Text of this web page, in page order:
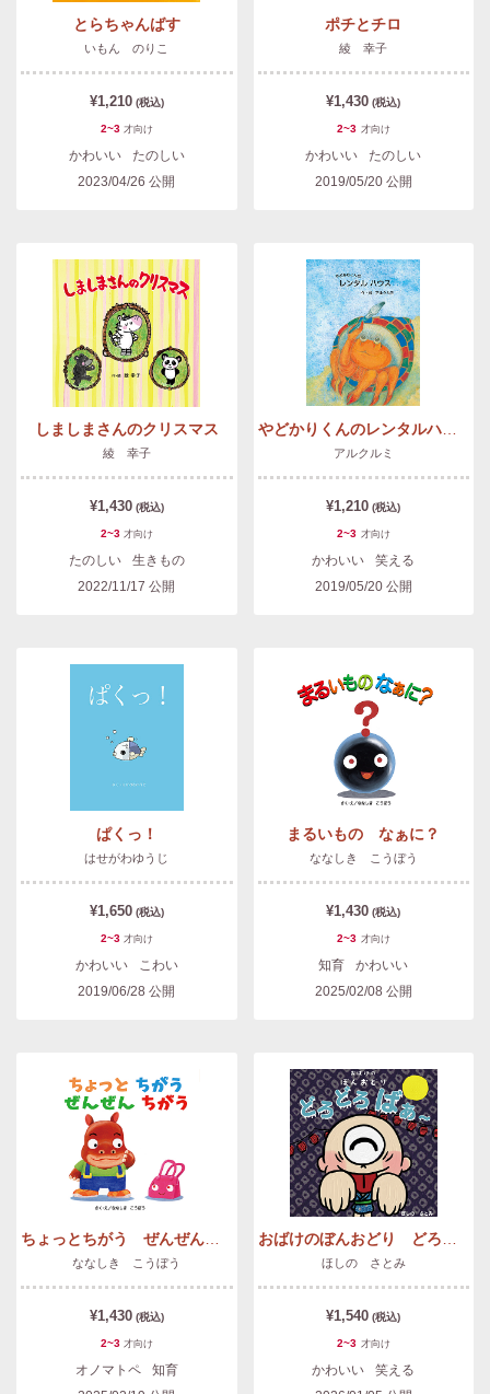
とらちゃんばす
いもん のりこ
¥1,210 (税込)
2~3 才向け
かわいい
たのしい
2023/04/26 公開
ポチとチロ
綾 幸子
¥1,430 (税込)
2~3 才向け
かわいい
たのしい
2019/05/20公開
しましまさんのクリスマス
綾 幸子
¥1,430 (税込)
2~3 才向け
たのしい
生きもの
2022/11/17 公開
やどかりくんのレンタルハウス
アルクルミ
¥1,210 (税込)
2~3 才向け
かわいい
笑える
2019/05/20公開
ぱくっ！
はせがわゆうじ
¥1,650 (税込)
2~3 才向け
かわいい
こわい
2019/06/28 公開
まるいもの なぁに？
ななしき こうぼう
¥1,430 (税込)
2~3 才向け
知育
かわいい
2025/02/08 公開
ななしき こうぼう
¥1,430 (税込)
2~3 才向け
オノマトペ
知育
ほしの さとみ
¥1,540 (税込)
2~3 才向け
かわいい
笑える